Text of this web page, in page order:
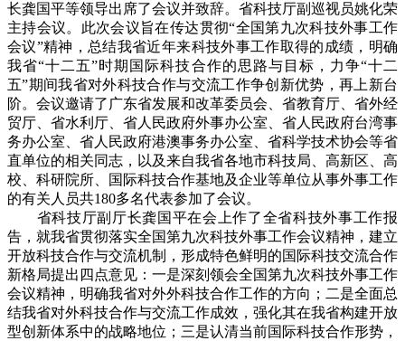
长龚国平等领导出席了会议并致辞。省科技厅副巡视员姚化荣
主持会议。此次会议旨在传达贯彻“全国第九次科技外事工作
会议”精神，总结我省近年来科技外事工作取得的成绩，明确
我省“十二五”时期国际科技合作的思路与目标，力争“十二
五”期间我省对外科技合作与交流工作争创新优势，再上新台
阶。会议邀请了广东省发展和改革委员会、省教育厅、省外经
贸厅、省水利厅、省人民政府外事办公室、省人民政府台湾事
务办公室、省人民政府港澳事务办公室、省科学技术协会等省
直单位的相关同志，以及来自我省各地市科技局、高新区、高
校、科研院所、国际科技合作基地及企业等单位从事外事工作
的有关人员共180多名代表参加了会议。
省科技厅副厅长龚国平在会上作了全省科技外事工作报
告，就我省贯彻落实全国第九次科技外事工作会议精神，建立
开放科技合作与交流机制，形成特色鲜明的国际科技交流合作
新格局提出四点意见：一是深刻领会全国第九次科技外事工作
会议精神，明确我省对外外科技合作工作的方向；二是全面总
结我省对外科技合作与交流工作成效，强化其在我省构建开放
型创新体系中的战略地位；三是认清当前国际科技合作形势，